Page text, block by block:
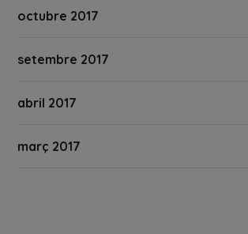
octubre 2017
setembre 2017
abril 2017
març 2017